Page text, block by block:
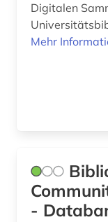
lied (3)
Digitalen
Mehr
-